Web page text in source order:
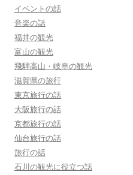
イベントの話
音楽の話
福井の観光
富山の観光
飛騨高山・岐阜の観光
滋賀県の旅行
東京旅行の話
大阪旅行の話
京都旅行の話
仙台旅行の話
旅行の話
石川の観光に役立つ話